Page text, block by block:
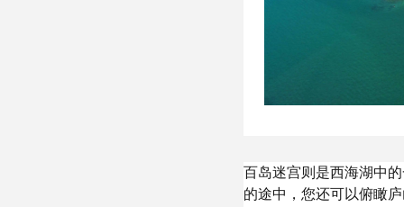
百岛迷宫则是西海湖中
的途中，您还可以俯瞰